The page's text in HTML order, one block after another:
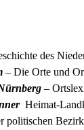
des
– Die Orte und
–
Heimat-
politischen